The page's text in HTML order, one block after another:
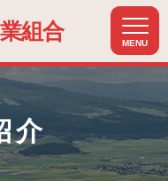
組合
介
MENU